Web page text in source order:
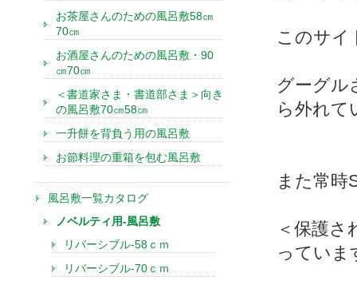
このサイ
グーグル
ら外れて
また常時
＜保護
っていま
お茶屋さんのための風呂敷58㎝
70㎝
お酒屋さんのための風呂敷・90
㎝70㎝
＜書道家さま・書道部さま＞向き
の風呂敷70㎝58㎝
一升餅を背負う用の風呂敷
お節料理の重箱を包む風呂敷
風呂敷一覧カタログ
ノベルティ用-風呂敷
リバーシブル-58ｃｍ
リバーシブル-70ｃｍ